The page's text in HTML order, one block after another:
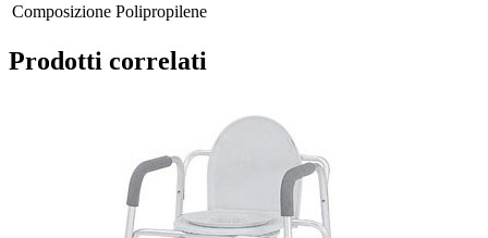
Composizione Polipropilene
Prodotti correlati